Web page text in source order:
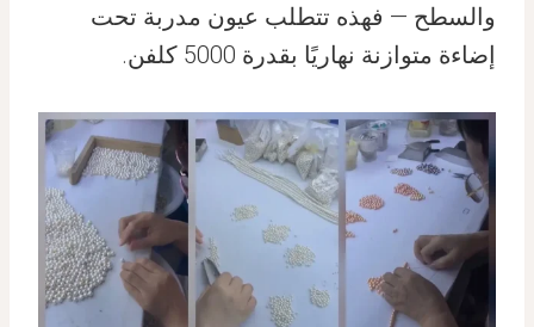
والسطح — فهذه تتطلب عيون مدربة تحت
إضاءة متوازنة نهاريًا بقدرة 5000 كلفن.